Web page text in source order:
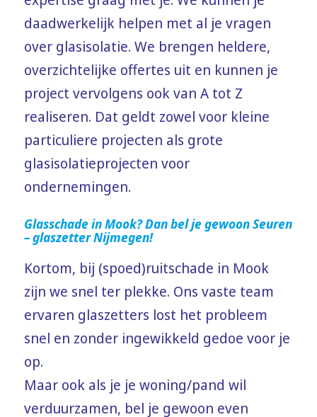
daadwerkelijk helpen met al je vragen
over glasisolatie. We brengen heldere,
overzichtelijke offertes uit en kunnen je
project vervolgens ook van A tot Z
realiseren. Dat geldt zowel voor kleine
particuliere projecten als grote
glasisolatieprojecten voor
ondernemingen.
Glasschade in Mook? Dan bel je gewoon Seuren
– glaszetter Nijmegen!
Kortom, bij (spoed)ruitschade in Mook
zijn we snel ter plekke. Ons vaste team
ervaren glaszetters lost het probleem
snel en zonder ingewikkeld gedoe voor je
op.
Maar ook als je je woning/pand wil
verduurzamen, bel je gewoon even